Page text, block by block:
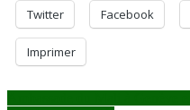
Twitter Facebook
Imprimer
Navigation